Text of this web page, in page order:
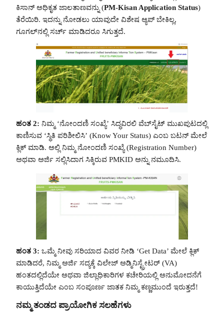
ಕಿಸಾನ್ ಅಧಿಕೃತ ಜಾಲತಾಣವನ್ನು (PM-Kisan Application Status)
ತೆರೆಯಿರಿ. ಇದನ್ನು ನೋಡಲು ಯಾವುದೇ ವಿಶೇಷ ಆ್ಯಪ್ ಬೇಕಿಲ್ಲ,
ಗೂಗಲ್‌ನಲ್ಲಿ ಸರ್ಚ್ ಮಾಡಿದರೂ ಸಿಗುತ್ತದೆ.
ಹಂತ 2: ನಿಮ್ಮ ‘ನೋಂದಣಿ ಸಂಖ್ಯೆ’ ಸಿದ್ಧವಿರಲಿ ವೆಬ್‌ಸೈಟ್ ಮುಖಪುಟದಲ್ಲಿ
ಕಾಣಿಸುವ ‘ಸ್ಥಿತಿ ಪರಿಶೀಲಿಸಿ’ (Know Your Status) ಎಂಬ ಬಟನ್ ಮೇಲೆ
ಕ್ಲಿಕ್ ಮಾಡಿ. ಅಲ್ಲಿ ನಿಮ್ಮ ನೋಂದಣಿ ಸಂಖ್ಯೆ (Registration Number)
ಅಥವಾ ಅರ್ಜಿ ಸಲ್ಲಿಸಿದಾಗ ಸಿಕ್ಕಿರುವ PMKID ಅನ್ನು ನಮೂದಿಸಿ.
ಹಂತ 3: ಒಮ್ಮೆ ನೀವು ಸರಿಯಾದ ವಿವರ ನೀಡಿ ‘Get Data’ ಮೇಲೆ ಕ್ಲಿಕ್
ಮಾಡಿದರೆ, ನಿಮ್ಮ ಅರ್ಜಿ ಸದ್ಯಕ್ಕೆ ವಿಲೇಜ್ ಅಡ್ಮಿನಿಸ್ಟ್ರೇಟರ್ (VA)
ಹಂತದಲ್ಲಿದೆಯೇ ಅಥವಾ ಜಿಲ್ಲಾಧಿಕಾರಿಗಳ ಕಚೇರಿಯಲ್ಲಿ ಅನುಮೋದನೆಗೆ
ಕಾಯುತ್ತಿದೆಯೇ ಎಂಬ ಸಂಪೂರ್ಣ ಜಾತಕ ನಿಮ್ಮ ಕಣ್ಣಮುಂದೆ ಇರುತ್ತದೆ!
ನಮ್ಮ ತಂಡದ ಪ್ರಾಯೋಗಿಕ ಸಲಹೆಗಳು